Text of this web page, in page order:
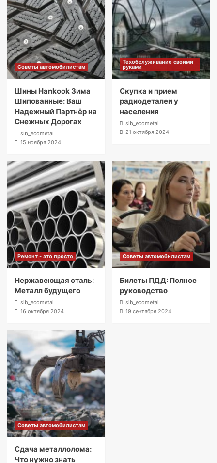
Советы автомобилистам
Шины Hankook Зима
Шипованные: Ваш
Надежный Партнёр на
Снежных Дорогах
sib_ecometal
15 ноября 2024
Техобслуживание своими
руками
Скупка и прием
радиодеталей у
населения
sib_ecometal
21 октября 2024
Ремонт - это просто
Нержавеющая сталь:
Металл будущего
sib_ecometal
16 октября 2024
Советы автомобилистам
Билеты ПДД: Полное
руководство
sib_ecometal
19 сентября 2024
Советы автомобилистам
Сдача металлолома:
Что нужно знать